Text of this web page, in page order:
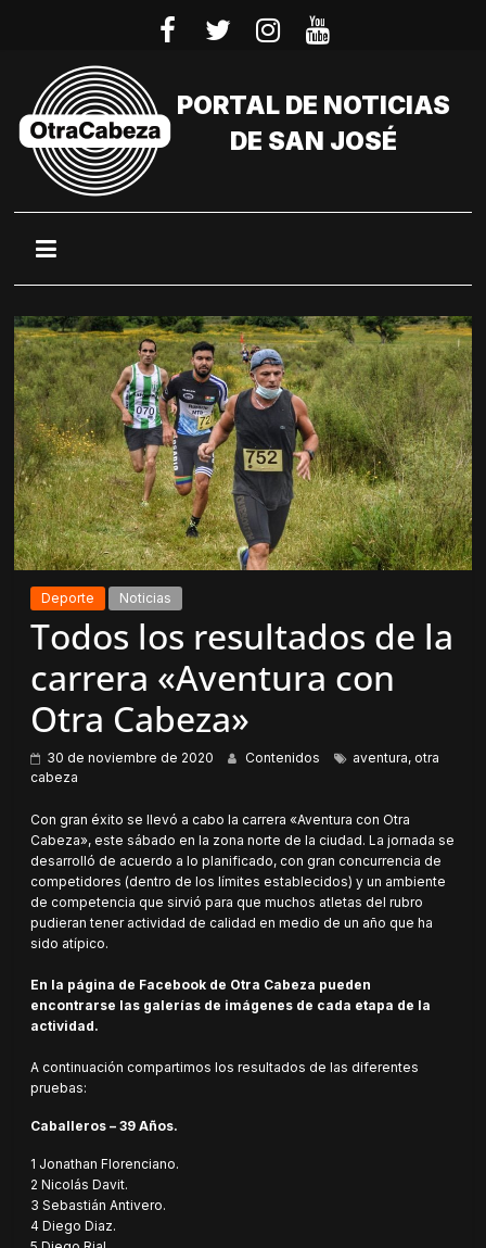
PORTAL DE NOTICIAS
DE SAN JOSÉ
Deporte Noticias
Todos los resultados de la
carrera «Aventura con
Otra Cabeza»
30 de noviembre de 2020 Contenidos aventura, otra
cabeza
Con gran éxito se llevó a cabo la carrera «Aventura con Otra
Cabeza», este sábado en la zona norte de la ciudad. La jornada se
desarrolló de acuerdo a lo planificado, con gran concurrencia de
competidores (dentro de los límites establecidos) y un ambiente
de competencia que sirvió para que muchos atletas del rubro
pudieran tener actividad de calidad en medio de un año que ha
sido atípico.
En la página de Facebook de Otra Cabeza pueden
encontrarse las galerías de imágenes de cada etapa de la
actividad.
A continuación compartimos los resultados de las diferentes
pruebas:
Caballeros – 39 Años.
1 Jonathan Florenciano.
2 Nicolás Davit.
3 Sebastián Antivero.
4 Diego Diaz.